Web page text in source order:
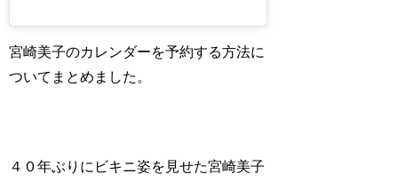
宮崎美子のカレンダーを予約する方法に
ついてまとめました。
４０年ぶりにビキニ姿を見せた宮崎美子